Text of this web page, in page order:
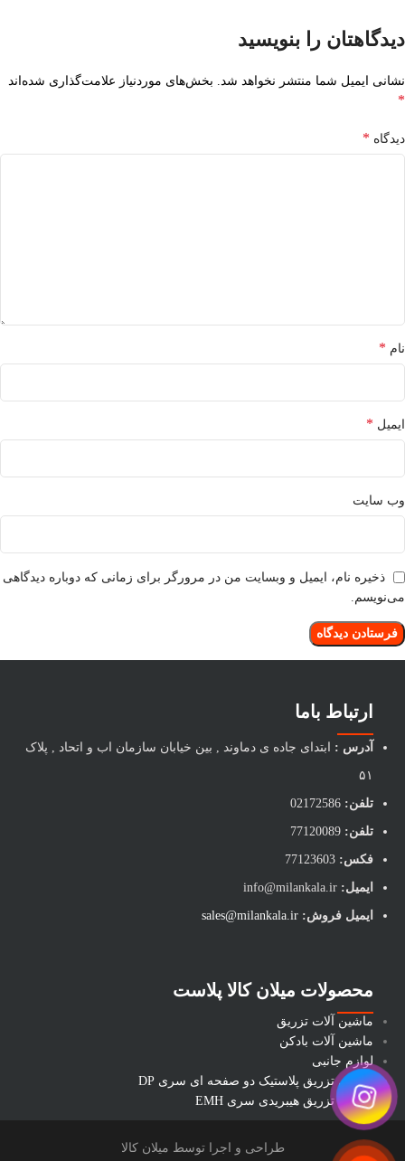
دیدگاهتان را بنویسید
نشانی ایمیل شما منتشر نخواهد شد. بخش‌های موردنیاز علامت‌گذاری شده‌اند
*
دیدگاه *
نام *
ایمیل *
وب‌ سایت
ذخیره نام، ایمیل و وبسایت من در مرورگر برای زمانی که دوباره دیدگاهی
می‌نویسم.
ارتباط باما
آدرس : ابتدای جاده ی دماوند , بین خیابان سازمان اب و اتحاد , پلاک
۵۱
تلفن: 02172586
تلفن:
فکس:
ایمیل:
ایمیل فروش: sales@milankala.ir
محصولات میلان کالا پلاست
ماشین آلات تزریق
ماشین آلات بادکن
لوازم جانبی
ماشین تزریق پلاستیک دو صفحه ای سری DP
ماشین تزریق هیبریدی سری EMH
طراحی و اجرا توسط میلان کالا